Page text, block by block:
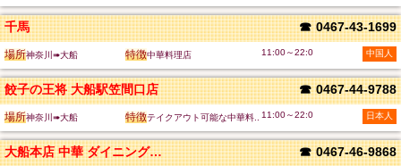
千馬 ☎ 0467-43-1699
場所神奈川➠大船 特徴中華料理店 11:00～22:0 中国人
餃子の王将 大船駅笠間口店 ☎ 0467-44-9788
場所神奈川➠大船 特徴テイクアウト可能な中華料.. 11:00～22:0 日本人
大船本店 中華 ダイニング「四川厨房」 ☎ 0467-46-9868